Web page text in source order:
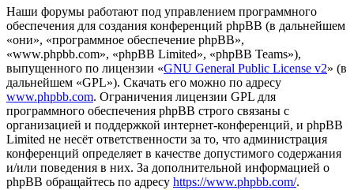
Наши форумы работают под управлением программного
обеспечения для создания конференций phpBB (в дальнейшем
«они», «программное обеспечение phpBB»,
«www.phpbb.com», «phpBB Limited», «phpBB Teams»),
выпущенного по лицензии «GNU General Public License v2» (в
дальнейшем «GPL»). Скачать его можно по адресу
www.phpbb.com. Ограничения лицензии GPL для
программного обеспечения phpBB строго связаны с
организацией и поддержкой интернет-конференций, и phpBB
Limited не несёт ответственности за то, что администрация
конференций определяет в качестве допустимого содержания
и/или поведения в них. За дополнительной информацией о
phpBB обращайтесь по адресу https://www.phpbb.com/.